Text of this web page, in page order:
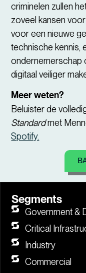
criminelen zullen
zoveel kansen
voor een nieuwe
technische kennis,
ondernemerschap
digitaal veiliger
Meer weten?
Beluister de
Standardmet
Spotify.
Segments
Government &
Critical
Industry
Commercial